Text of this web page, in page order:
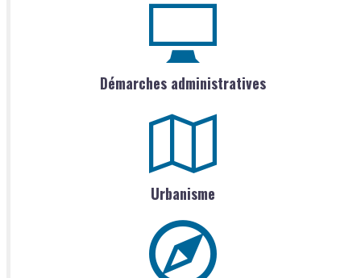
Démarches administratives
Urbanisme